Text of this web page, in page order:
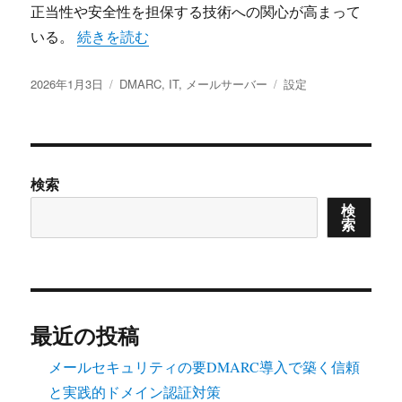
正当性や安全性を担保する技術への関心が高まって
いる。“企業の信頼と安全を守るDMARC導入と運用のた
続きを読む
投
2026年1月3日
カ
DMARC, IT, メールサーバー
タ
設定
検索
検
索
最近の投稿
メールセキュリティの要DMARC導入で築く信頼
と実践的ドメイン認証対策